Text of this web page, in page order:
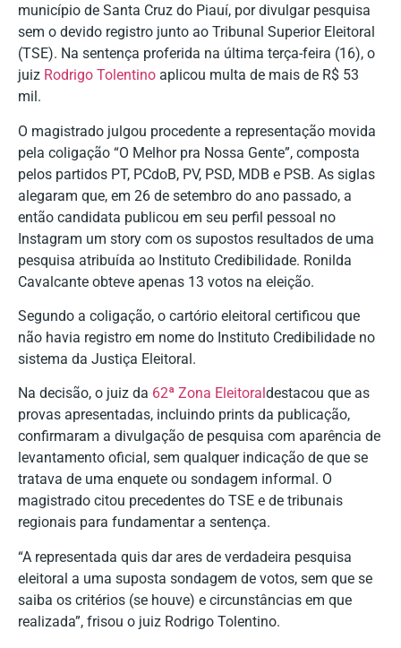
município de Santa Cruz do Piauí, por divulgar pesquisa
sem o devido registro junto ao Tribunal Superior Eleitoral
(TSE). Na sentença proferida na última terça-feira (16), o
juiz Rodrigo Tolentino aplicou multa de mais de R$ 53
mil.
O magistrado julgou procedente a representação movida
pela coligação “O Melhor pra Nossa Gente”, composta
pelos partidos PT, PCdoB, PV, PSD, MDB e PSB. As siglas
alegaram que, em 26 de setembro do ano passado, a
então candidata publicou em seu perfil pessoal no
Instagram um story com os supostos resultados de uma
pesquisa atribuída ao Instituto Credibilidade. Ronilda
Cavalcante obteve apenas 13 votos na eleição.
Segundo a coligação, o cartório eleitoral certificou que
não havia registro em nome do Instituto Credibilidade no
sistema da Justiça Eleitoral.
Na decisão, o juiz da 62ª Zona Eleitoral destacou que as
provas apresentadas, incluindo prints da publicação,
confirmaram a divulgação de pesquisa com aparência de
levantamento oficial, sem qualquer indicação de que se
tratava de uma enquete ou sondagem informal. O
magistrado citou precedentes do TSE e de tribunais
regionais para fundamentar a sentença.
“A representada quis dar ares de verdadeira pesquisa
eleitoral a uma suposta sondagem de votos, sem que se
saiba os critérios (se houve) e circunstâncias em que
realizada”, frisou o juiz Rodrigo Tolentino.